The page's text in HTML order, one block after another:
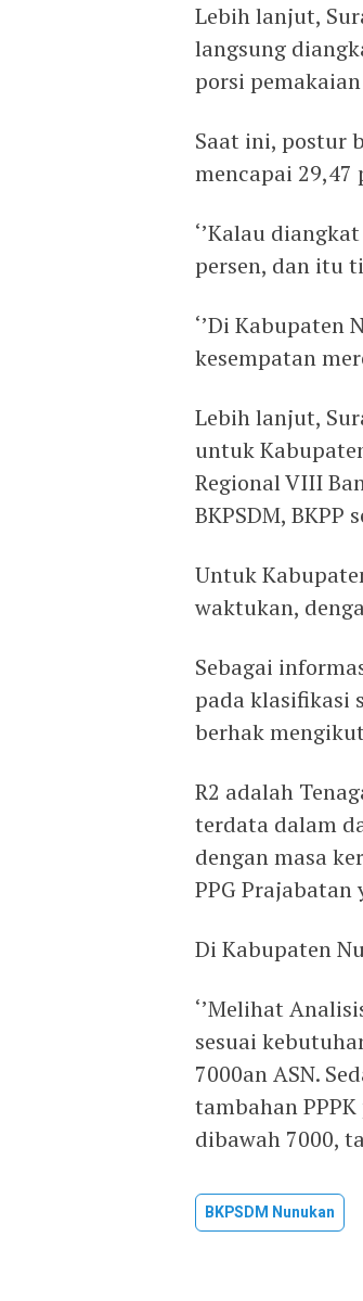
Lebih lanjut,
langsung
porsi pemakaian
Saat ini, postur
mencapai 29,47
‘’Kalau
persen, dan itu
‘’Di Kabupaten
kesempatan
Lebih lanjut,
untuk
Regional VIII
BKPSDM,
Untuk
waktukan,
Sebagai
pada klasifikasi
berhak
R2 adalah
terdata dalam
dengan masa
PPG
Di Kabupaten
‘’Melihat
sesuai
7000an ASN.
tambahan
dibawah 7000,
BKPSDM Nunukan